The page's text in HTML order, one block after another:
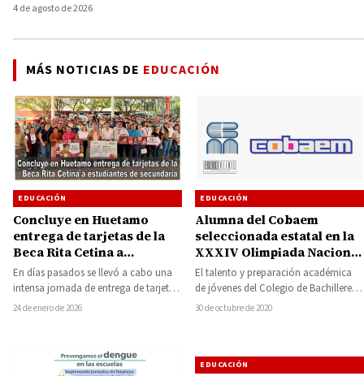
4 de agosto de 2026
MÁS NOTICIAS DE EDUCACIÓN
EDUCACIÓN
Concluye en Huetamo
entrega de tarjetas de la
Beca Rita Cetina a
estudiantes de secundaria
En días pasados se llevó a cabo una
intensa jornada de entrega de tarjetas
de la Beca Rita…
24 de enero de 2026
EDUCACIÓN
Alumna del Cobaem
seleccionada estatal en la
XXXIV Olimpiada Nacional
de Matemáticas
El talento y preparación académica
de jóvenes del Colegio de Bachilleres
del Estado de Michoacán (Cobaem),
30 de octubre de 2020
EDUCACIÓN